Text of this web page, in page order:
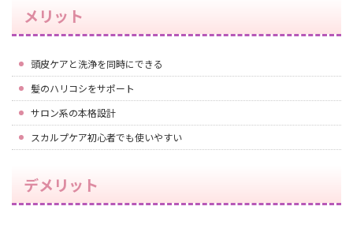
メリット
頭皮ケアと洗浄を同時にできる
髪のハリコシをサポート
サロン系の本格設計
スカルプケア初心者でも使いやすい
デメリット